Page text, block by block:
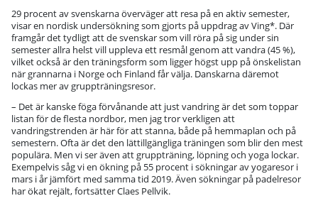
29 procent av svenskarna överväger att resa på en aktiv semester,
visar en nordisk undersökning som gjorts på uppdrag av Ving*. Där
framgår det tydligt att de svenskar som vill röra på sig under sin
semester allra helst vill uppleva ett resmål genom att vandra (45 %),
vilket också är den träningsform som ligger högst upp på önskelistan
när grannarna i Norge och Finland får välja. Danskarna däremot
lockas mer av gruppträningsresor.
– Det är kanske föga förvånande att just vandring är det som toppar
listan för de flesta nordbor, men jag tror verkligen att
vandringstrenden är här för att stanna, både på hemmaplan och på
semestern. Ofta är det den lättillgängliga träningen som blir den mest
populära. Men vi ser även att gruppträning, löpning och yoga lockar.
Exempelvis såg vi en ökning på 55 procent i sökningar av yogaresor i
mars i år jämfört med samma tid 2019. Även sökningar på padelresor
har ökat rejält, fortsätter Claes Pellvik.